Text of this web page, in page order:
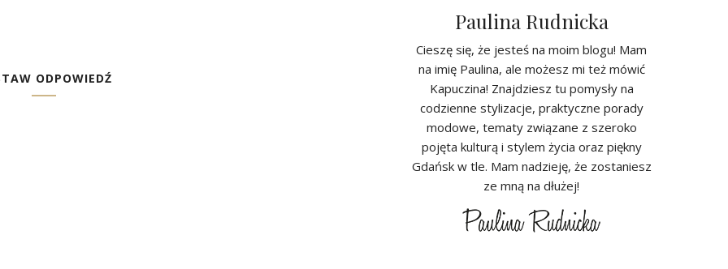
ODPOWIEDŹ
Paulina Rudnicka
Cieszę się, że jesteś na moim blogu! Mam
na imię Paulina, ale możesz mi też mówić
Kapuczina! Znajdziesz tu pomysły na
codzienne stylizacje, praktyczne porady
modowe, tematy związane z szeroko
pojęta kulturą i stylem życia oraz piękny
Gdańsk w tle. Mam nadzieję, że zostaniesz
ze mną na dłużej!